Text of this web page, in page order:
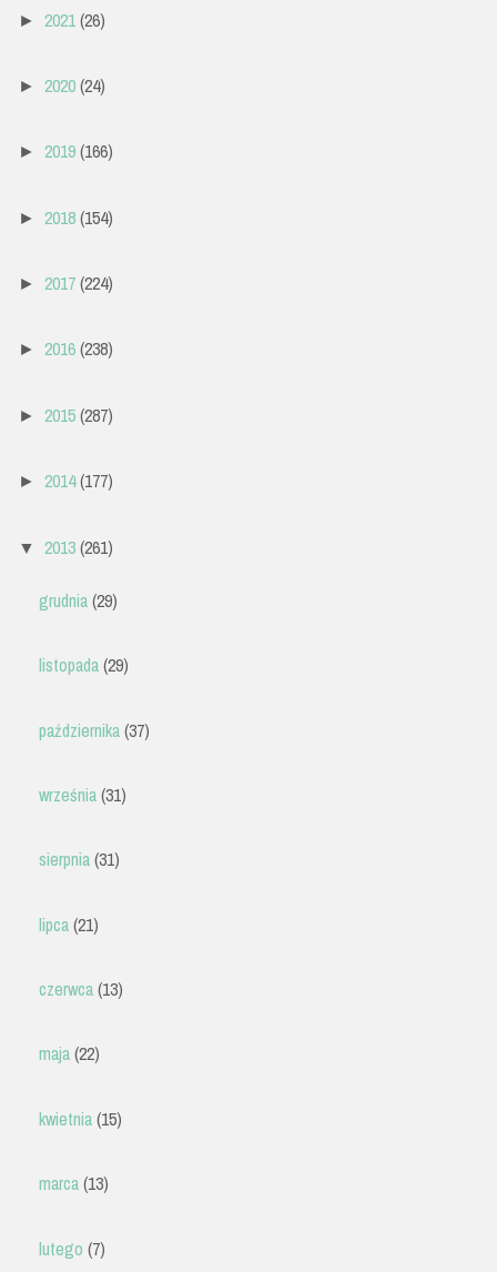
► 2021(26)
► 2020(24)
► 2019(166)
► 2018(154)
► 2017(224)
► 2016(238)
► 2015(287)
► 2014(177)
▼ 2013(261)
grudnia(29)
listopada(29)
października(37)
września(31)
sierpnia(31)
lipca(21)
czerwca(13)
maja(22)
kwietnia(15)
marca(13)
lutego (7)